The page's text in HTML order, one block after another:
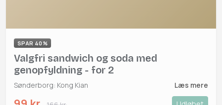
SPAR 40%
Valgfri sandwich og soda med
genopfyldning - for 2
Sønderborg: Kong Kian Læs mere